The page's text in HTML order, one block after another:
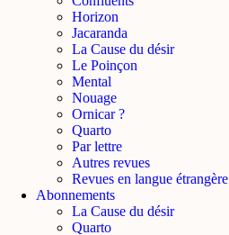
Horizon
Jacaranda
La Cause du désir
Le Poinçon
Mental
Nouage
Ornicar ?
Quarto
Par lettre
Autres revues
Revues en langue étrangère
Abonnements
La Cause du désir
Quarto